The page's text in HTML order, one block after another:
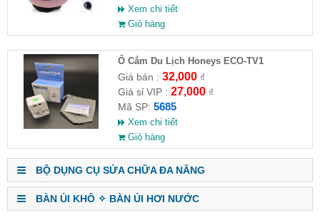
Xem chi tiết
Giỏ hàng
Ổ Cắm Du Lịch Honeys ECO-TV1
Giá bán : 32,000₫
Giá sỉ VIP : 27,000₫
Mã SP: 5685
Xem chi tiết
Giỏ hàng
BỘ DỤNG CỤ SỬA CHỮA ĐA NĂNG
BÀN ỦI KHÔ ✧ BÀN ỦI HƠI NƯỚC